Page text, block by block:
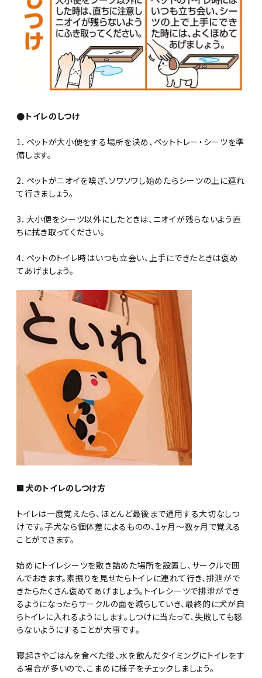
●トイレのしつけ
1．ペットが大小便をする場所を決め、ペットトレー・シーツを準
備します。
2．ペットがニオイを嗅ぎ、ソワソワし始めたらシーツの上に連れ
て行きましょう。
3．大小便をシーツ以外にしたときは、ニオイが残らないよう直
ちに拭き取ってください。
4．ペットのトイレ時はいつも立会い、上手にできたときは褒め
てあげましょう。
■犬のトイレのしつけ方
トイレは一度覚えたら、ほとんど最後まで通用する大切なしつ
けです。子犬なら個体差によるものの、1ヶ月〜数ヶ月で覚える
ことができます。
始めにトイレシーツを敷き詰めた場所を設置し、サークルで囲
んでおきます。素振りを見せたらトイレに連れて行き、排泄がで
きたらたくさん褒めてあげましょう。トイレシーツで排泄ができ
るようになったらサークルの面を減らしていき、最終的に犬が自
らトイレに入れるようにします。しつけに当たって、失敗しても怒
らないようにすることが大事です。
寝起きやごはんを食べた後、水を飲んだタイミングにトイレをす
る場合が多いので、こまめに様子をチェックしましょう。